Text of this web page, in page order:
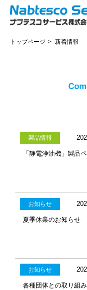
トップページ 新着情報
製品情報
「静電浄油機」製品
お知らせ
夏季休業のお知らせ
お知らせ
各種団体との取り組